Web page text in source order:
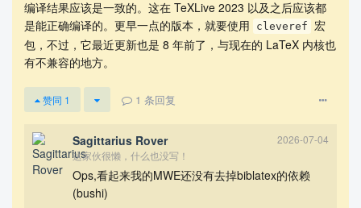
l.29 \include{test.tex}
?
Hint by codex
! Extra else.
@include ... fi else ...
l.194 include{chapter1}
真正必要的最小触发链是：
编译结果应该是一致的。这在 TeXLive 2023 以及之后应该都
是能正确编译的。更早一点的版本，就要使用
cleveref
宏
包，不过，它最近更新也是 8 年前了，与现在的 LaTeX 内核也
有不兼容的地方。
赞同 1 1 条回复
Sagittarius Rover
2026-07-04
这家伙很懒，什么也没写！
Ops,看起来我的MWE还没有去掉biblatex的依赖
(bushi)